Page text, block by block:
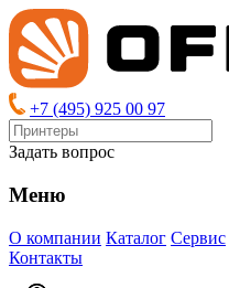
+7 (495) 925 00 97
Задать вопрос
Меню
О компании Каталог Сервис
Контакты